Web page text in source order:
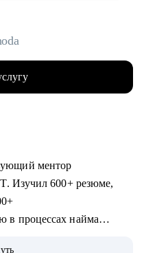
ментор
Изучил 600+ резюме,
в процессах найма